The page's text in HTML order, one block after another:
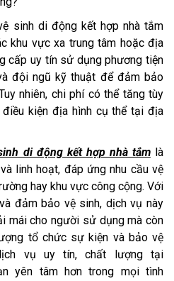
sinh di động kết hợp nhà tắm
khu vực xa trung tâm hoặc địa
cấp uy tín sử dụng phương tiện
đội ngũ kỹ thuật để đảm bảo
nhiên, chi phí có thể tăng tùy
kiện địa hình cụ thể tại địa
di động kết hợp nhà tắmlà
linh hoạt, đáp ứng nhu cầu vệ
hay khu vực công cộng. Với
đảm bảo vệ sinh, dịch vụ này
mái cho người sử dụng mà còn
tổ chức sự kiện và bảo vệ
vụ uy tín, chất lượng tại
yên tâm hơn trong mọi tình